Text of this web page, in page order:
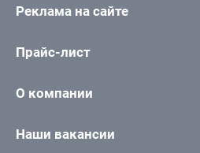
Реклама на сайте
Прайс-лист
О компании
Наши вакансии